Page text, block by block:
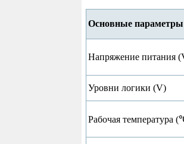
Основные параметры
Напряжение питания
Уровни логики (V)
Рабочая температура